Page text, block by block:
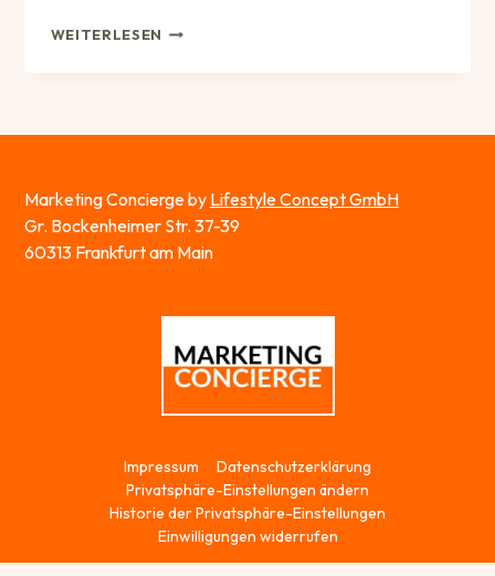
WEITERLESEN POWER-
TOOLS
Marketing Concierge by Lifestyle Concept GmbH
Gr. Bockenheimer Str. 37-39
60313 Frankfurt am Main
Impressum
Datenschutz­erklärung
Privatsphäre-Einstellungen ändern
Historie der Privatsphäre-Einstellungen
Einwilligungen widerrufen